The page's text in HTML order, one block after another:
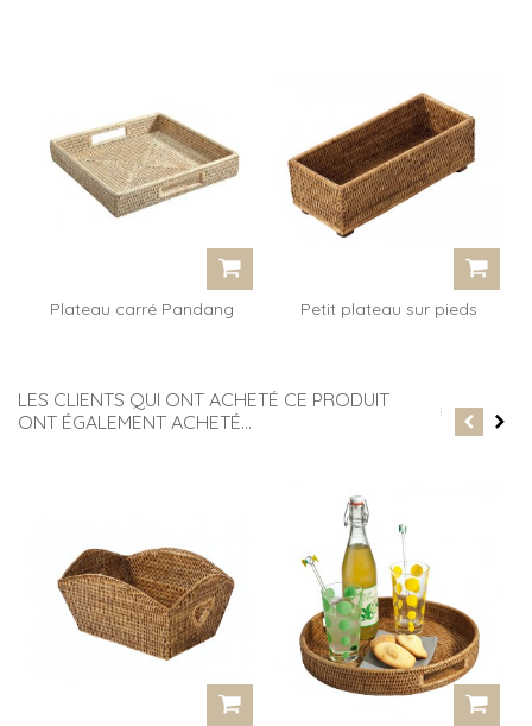
Plateau carré Pandang
Petit plateau sur pieds
LES CLIENTS QUI ONT ACHETÉ CE PRODUIT
ONT ÉGALEMENT ACHETÉ...